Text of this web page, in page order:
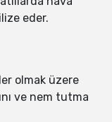
eder.
olmak üzere
ve nem tutma